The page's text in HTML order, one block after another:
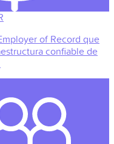
of Record que
confiable de